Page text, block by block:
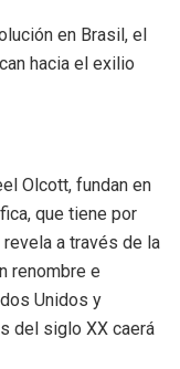
en Brasil, el
hacia el exilio
Olcott, fundan en
que tiene por
a través de la
renombre e
Unidos y
del siglo XX caerá